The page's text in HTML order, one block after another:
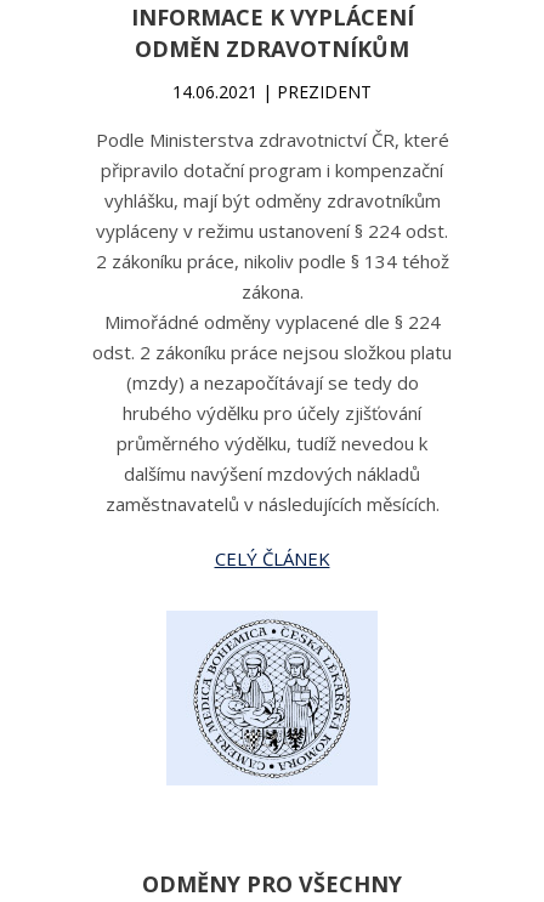
INFORMACE K VYPLÁCENÍ
ODMĚN ZDRAVOTNÍKŮM
14.06.2021 | PREZIDENT
Podle Ministerstva zdravotnictví ČR, které
připravilo dotační program i kompenzační
vyhlášku, mají být odměny zdravotníkům
vypláceny v režimu ustanovení § 224 odst.
2 zákoníku práce, nikoliv podle § 134 téhož
zákona.
Mimořádné odměny vyplacené dle § 224
odst. 2 zákoníku práce nejsou složkou platu
(mzdy) a nezapočítávají se tedy do
hrubého výdělku pro účely zjišťování
průměrného výdělku, tudíž nevedou k
dalšímu navýšení mzdových nákladů
zaměstnavatelů v následujících měsících.
CELÝ ČLÁNEK
ODMĚNY PRO VŠECHNY